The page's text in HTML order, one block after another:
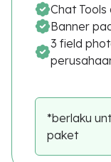
Chat
Banner
3 field
*berlaku
paket